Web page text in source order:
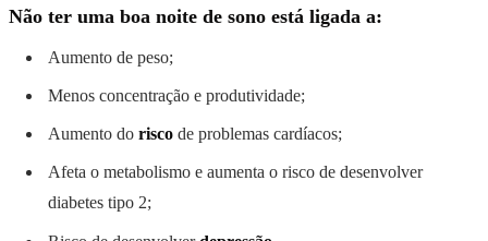
Não ter uma boa noite de sono está ligada a:
Aumento de peso;
Menos concentração e produtividade;
Aumento do risco de problemas cardíacos;
Afeta o metabolismo e aumenta o risco de desenvolver
diabetes tipo 2;